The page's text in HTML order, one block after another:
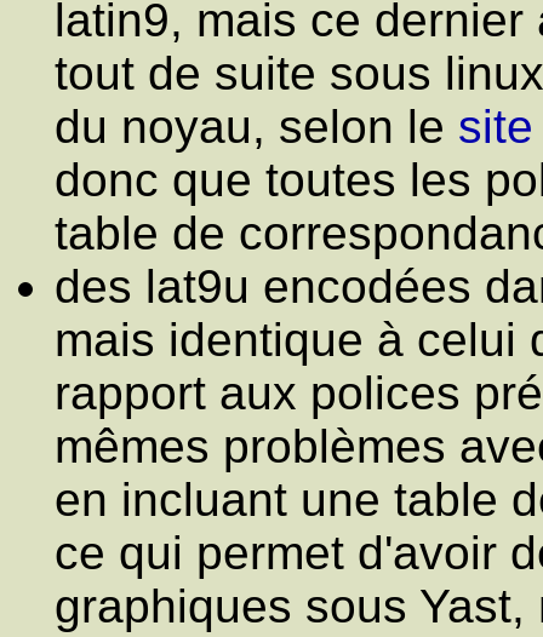
latin9, mais ce
tout de suite sous
du noyau, selon le
donc que toutes les
table de
des lat9u encodées
mais identique à celui
rapport aux polices
mêmes problèmes
en incluant une table
ce qui permet d'avoir
graphiques sous